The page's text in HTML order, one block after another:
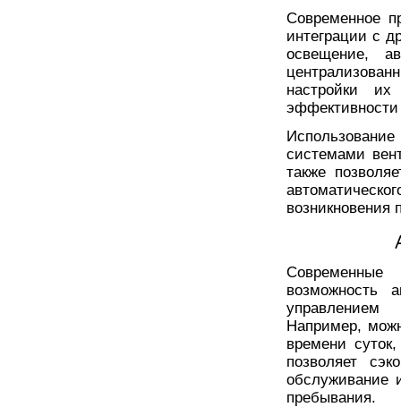
Современное
интеграции с
освещение,
настройки
системами
также
возникновения
возможность
управлением
Например,
времени
позволяет
обслуживание
пребывания.